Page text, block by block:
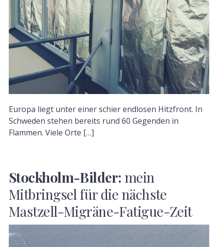
Europa liegt unter einer schier endlosen Hitzfront. In
Schweden stehen bereits rund 60 Gegenden in
Flammen. Viele Orte […]
Stockholm-Bilder: mein
Mitbringsel für die nächste
Mastzell-Migräne-Fatigue-Zeit